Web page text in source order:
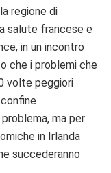
regione di
salute francese e
in un incontro
che i problemi che
volte peggiori
problema, ma per
in Irlanda
succederanno